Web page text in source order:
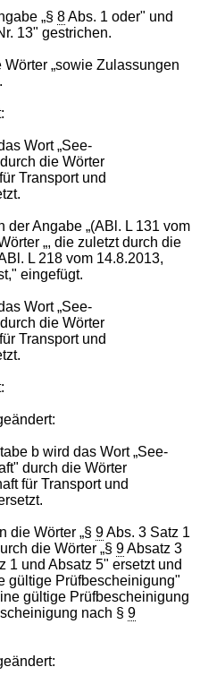
„§ 8Abs. 1 oder" und
13" gestrichen.
„sowie Zulassungen
Wort „See-
die Wörter
Transport und
der Angabe „(ABl. L 131 vom
„, die zuletzt durch die
L 218 vom 14.8.2013,
eingefügt.
Wort „See-
die Wörter
Transport und
b wird das Wort „See-
durch die Wörter
für Transport und
die Wörter „§ 9Abs. 3 Satz 1
die Wörter „§9Absatz 3
1 und Absatz 5" ersetzt und
gültige Prüfbescheinigung"
gültige Prüfbescheinigung
nach §9